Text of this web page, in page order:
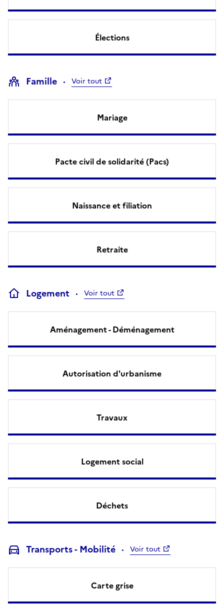
Élections
Famille Voir tout
Mariage
Pacte civil de solidarité (Pacs)
Naissance et filiation
Retraite
Logement Voir tout
Aménagement - Déménagement
Autorisation d'urbanisme
Travaux
Logement social
Déchets
Transports - Mobilité Voir tout
Carte grise